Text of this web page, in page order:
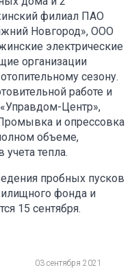
филиал ПАО
Новгород», ООО
электрические
организации
сезону.
работе и
Центр»,
и опрессовка
объеме,
тепла.
пробных пусков
фонда и
15 сентября.
03 сентября 2021